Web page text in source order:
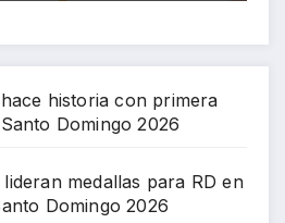
historia con primera
Domingo 2026
medallas para RD en
Domingo 2026